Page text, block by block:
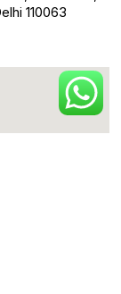
110063